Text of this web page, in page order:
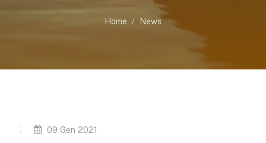
Home News
09 Gen 2021